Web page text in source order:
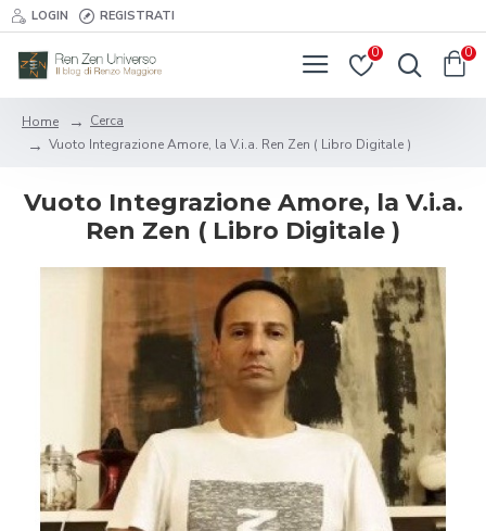
LOGIN REGISTRATI
0 0
Home
Cerca
Vuoto Integrazione Amore, la V.i.a. Ren Zen ( Libro Digitale )
Vuoto Integrazione Amore, la V.i.a.
Ren Zen ( Libro Digitale )